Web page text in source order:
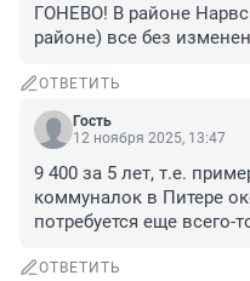
ГОНЕВО! В районе
районе) все без
ОТВЕТИТЬ
Гость
12 ноября 2025, 13:47
9 400 за 5 лет, т.е.
коммуналок в Питере
потребуется еще всего-
ОТВЕТИТЬ